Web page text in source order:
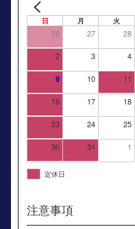
日 月 火
26 27 28
2 3 4
9 10 11
16 17 18
23 24 25
30 31 1
定休日
注意事項